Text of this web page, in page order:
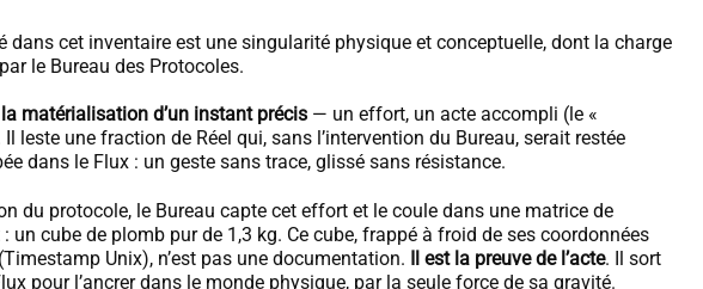
dans cet inventaire est une singularité physique et conceptuelle, dont la charge
le Bureau des Protocoles.
matérialisation d’un instant précis— un effort, un acte accompli (le «
Il leste une fraction de Réel qui, sans l’intervention du Bureau, serait restée
dans le Flux : un geste sans trace, glissé sans résistance.
du protocole, le Bureau capte cet effort et le coule dans une matrice de
un cube de plomb pur de 1,3 kg. Ce cube, frappé à froid de ses coordonnées
Unix), n’est pas une documentation.
Il est la preuve de l’acte. Il sort
pour l’ancrer dans le monde physique, par la seule force de sa gravité.